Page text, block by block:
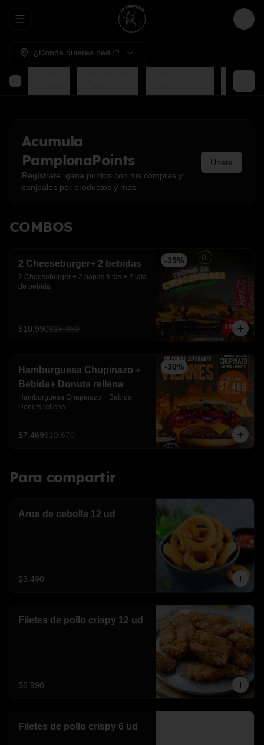
Abrir menu de navegación Login
¿Dónde quieres pedir?
Acumula
PamplonaPoints
Regístrate, gana puntos con tus compras y
canjealos por productos y más
Únete
COMBOS
-35%
2 Cheeseburger+ 2 bebidas
2 Cheeseburger + 2 papas fritas + 2 lata
de bebida
$10.990$16.960
-30%
Hamburguesa Chupinazo +
Bebida+ Donuts rellena
Hamburguesa Chupinazo + Bebida+
Donuts rellena
$7.469$10.670
Para compartir
Aros de cebolla 12 ud
$3.490
Filetes de pollo crispy 12 ud
$6.990
Filetes de pollo crispy 6 ud